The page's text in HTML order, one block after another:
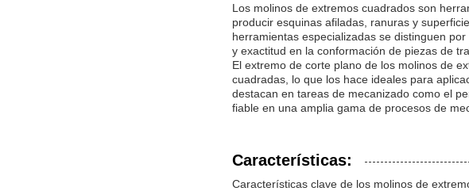
Los molinos de extremos cuadrados son
producir esquinas afiladas, ranuras y
herramientas especializadas se distinguen
y exactitud en la conformación de piezas de
El extremo de corte plano de los molinos de
cuadradas, lo que los hace ideales para
destacan en tareas de mecanizado como el
fiable en una amplia gama de procesos de
Características:
Características clave de los molinos de